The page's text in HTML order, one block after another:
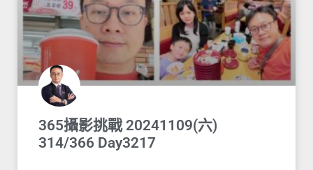
365攝影挑戰 20241109(六)
314/366 Day3217